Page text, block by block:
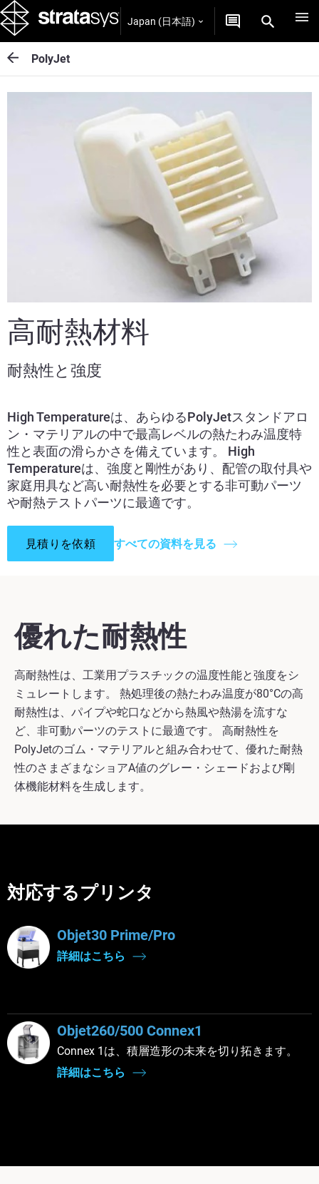
Japan (日本語)
PolyJet
高耐熱材料
耐熱性と強度
High Temperatureは、あらゆるPolyJetスタンドアロ
ン・マテリアルの中で最高レベルの熱たわみ温度特
性と表面の滑らかさを備えています。 High
Temperatureは、強度と剛性があり、配管の取付具や
家庭用具など高い耐熱性を必要とする非可動パーツ
や耐熱テストパーツに最適です。
見積りを依頼 すべての資料を見る
優れた耐熱性
高耐熱性は、工業用プラスチックの温度性能と強度をシ
ミュレートします。 熱処理後の熱たわみ温度が80°Cの高
耐熱性は、パイプや蛇口などから熱風や熱湯を流すな
ど、非可動パーツのテストに最適です。 高耐熱性を
PolyJetのゴム・マテリアルと組み合わせて、優れた耐熱
性のさまざまなショアA値のグレー・シェードおよび剛
体機能材料を生成します。
対応するプリンタ
Objet30 Prime/Pro
詳細はこちら
Objet260/500 Connex1
Connex 1は、積層造形の未来を切り拓きます。
詳細はこちら